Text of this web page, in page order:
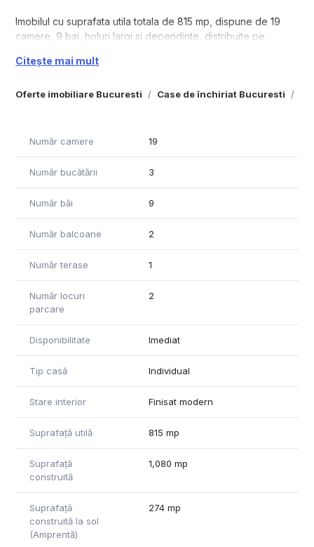
Oferte imobiliare Bucuresti Case de închiriat Bucuresti
Imobilul cu suprafata utila totala de 815 mp, dispune de 19
camere, 9 bai, holuri largi si dependinte, distribuite pe
suprafata totala construita de 1.080mp si deschidere la
PARTER cu suprafata utila de 195mp+ 25mp terasa, avand 4
principala ajungand la peste 5m, cu suprafata utila de 195mp,
Cladirea dispune de 3 intrari, pe la intrarea parterului, una
catre scara principala a imobilului, una pentru demisol si una
pentru scara de serviciu, care comunica de la demisol pana
la etajul 2
Imobilul este construit pe un teren de 1.285mp unde sunt
amplasate 3 corpuri de constructie. Vila ce face obiectul
inchirierii este amplasata la strada si dispune de vizibilitate
buna si acces in curte cu masina.
Datorita pozitionarii ultracentrale si a accesibilitatii, este
notarial, salon infrumusetare, clinica estetica, restaurant,
Cladirea nu este monument istoric si nu este incadrata la risc
seismic.
Citește mai mult
Număr camere 19
Număr bucătării 3
Număr băi 9
Număr balcoane 2
Număr terase 1
Număr locuri
parcare
2
Disponibilitate Imediat
Tip casă Individual
Stare interior Finisat modern
Suprafață utilă 815 mp
Suprafață
construită
1,080 mp
Suprafață
construită la sol
(Amprentă)
274 mp